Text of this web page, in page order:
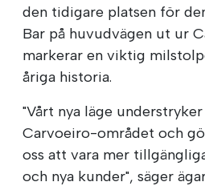
den tidigare platsen för
Bar på huvudvägen ut ur
markerar en viktig
åriga historia.
"Vårt nya läge
Carvoeiro-området och
oss att vara mer
och nya kunder", säger